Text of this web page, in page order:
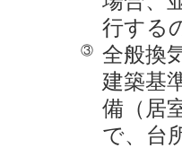
行する
③
全般換
建築基
備（居
で、台